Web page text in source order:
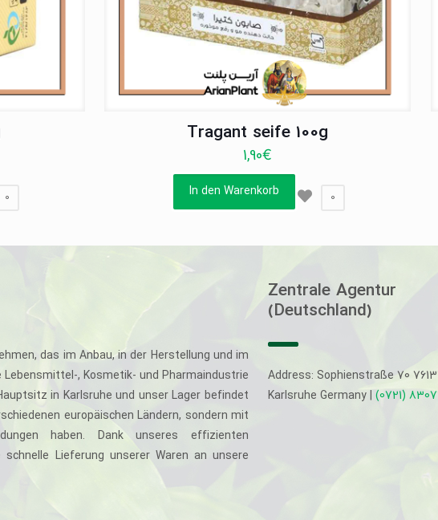
0
Tragant seife 100g
1,90€
In den Warenkorb 0
das im Anbau, in der Herstellung und im
, Kosmetik- und Pharmaindustrie
in Karlsruhe und unser Lager befindet
europäischen Ländern, sondern mit
haben. Dank unseres effizienten
Lieferung unserer Waren an unsere
Zentrale Agentur
(Deutschland)
Address: Sophienstraße 70
Karlsruhe Germany | (0721)